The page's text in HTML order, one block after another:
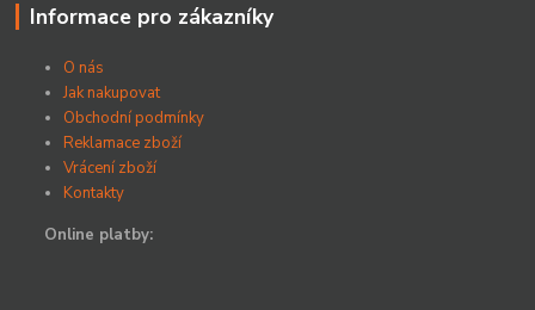
Informace pro zákazníky
O nás
Jak nakupovat
Obchodní podmínky
Reklamace zboží
Vrácení zboží
Kontakty
Online platby: